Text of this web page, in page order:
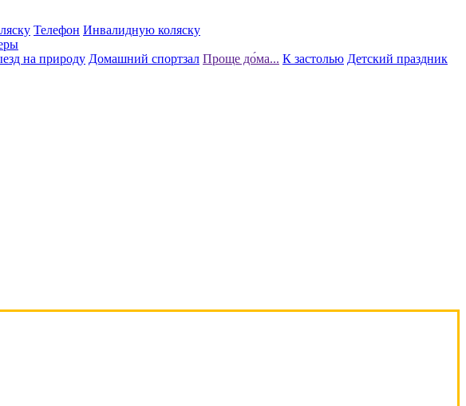
Телефон Инвалидную коляску
на природу Домашний спортзал Проще до́ма... К застолью Детский праздник